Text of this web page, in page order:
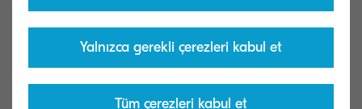
şekilde dile getirmiştir;
"KYOCERA'da, tüm faaliyetlerimizin sürdürülebilir
Yalnızca gerekli çerezleri kabul et
Tüm çerezleri kabul et